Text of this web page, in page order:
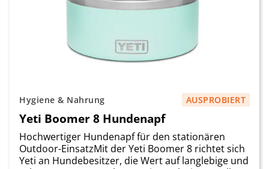
Hygiene & Nahrung AUSPROBIERT
Yeti Boomer 8 Hundenapf
Hochwertiger Hundenapf für den stationären
Outdoor-EinsatzMit der Yeti Boomer 8 richtet sich
Yeti an Hundebesitzer, die Wert auf langlebige und